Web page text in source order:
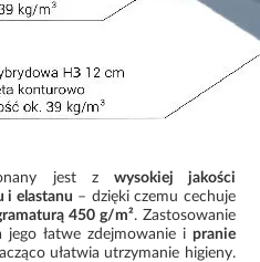
jest z wysokiej jakości
i elastanu – dzięki czemu cechuje
450 g/m². Zastosowanie
jego łatwe zdejmowanie i pranie
ułatwia utrzymanie higieny.